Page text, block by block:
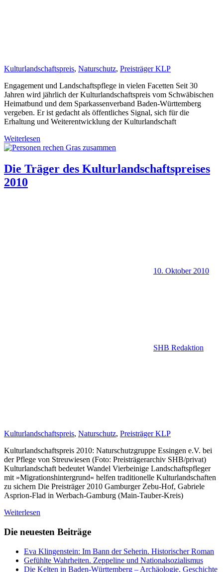
Kulturlandschaftspreis, Naturschutz, Preisträger KLP
Engagement und Landschaftspflege in vielen Facetten Seit 30
Jahren wird jährlich der Kulturlandschaftspreis vom Schwäbischen
Heimatbund und dem Sparkassenverband Baden-Württemberg
vergeben. Er ist gedacht als öffentliches Signal, sich für die
Erhaltung und Weiterentwicklung der Kulturlandschaft
Weiterlesen
Die Träger des Kulturlandschaftspreises
2010
10. Oktober 2010
SHB Redaktion
Kulturlandschaftspreis, Naturschutz, Preisträger KLP
Kulturlandschaftspreis 2010: Naturschutzgruppe Essingen e.V. bei
der Pflege von Streuwiesen (Foto: Preisträgerarchiv SHB/privat)
Kulturlandschaft bedeutet Wandel Vierbeinige Landschaftspfleger
mit »Migrationshintergrund« helfen traditionelle Kulturlandschaften
zu sichern Die Preisträger 2010 Gamburger Zebu-Hof, Gabriele
Asprion-Flad in Werbach-Gamburg (Main-Tauber-Kreis)
Weiterlesen
Die neuesten Beiträge
Eva Klingenstein: Im Bann der Seherin. Historischer Roman
Gefühlte Wahrheiten. Zeppeline und Nationalsozialismus
Die Kelten in Baden-Württemberg – Archäologie, Geschichte